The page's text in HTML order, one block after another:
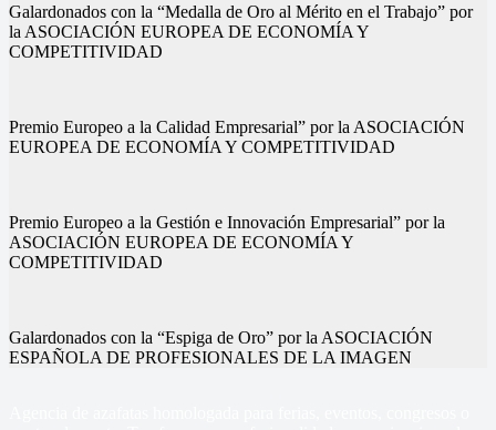
Galardonados con la “Medalla de Oro al Mérito en el Trabajo” por
la ASOCIACIÓN EUROPEA DE ECONOMÍA Y
COMPETITIVIDAD
Premio Europeo a la Calidad Empresarial” por la ASOCIACIÓN
EUROPEA DE ECONOMÍA Y COMPETITIVIDAD
Premio Europeo a la Gestión e Innovación Empresarial” por la
ASOCIACIÓN EUROPEA DE ECONOMÍA Y
COMPETITIVIDAD
Galardonados con la “Espiga de Oro” por la ASOCIACIÓN
ESPAÑOLA DE PROFESIONALES DE LA IMAGEN